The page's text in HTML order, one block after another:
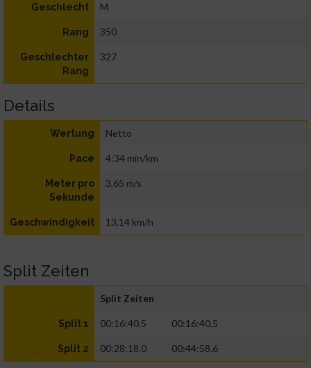
Geschlecht M
Rang 350
Geschlechter
Rang
327
Details
Wertung Netto
Pace 4:34 min/km
Meter pro
Sekunde
3,65 m/s
Geschwindigkeit 13,14 km/h
Split Zeiten
Split Zeiten
Split 1 00:16:40.5 00:16:40.5
Split 2 00:28:18.0 00:44:58.6